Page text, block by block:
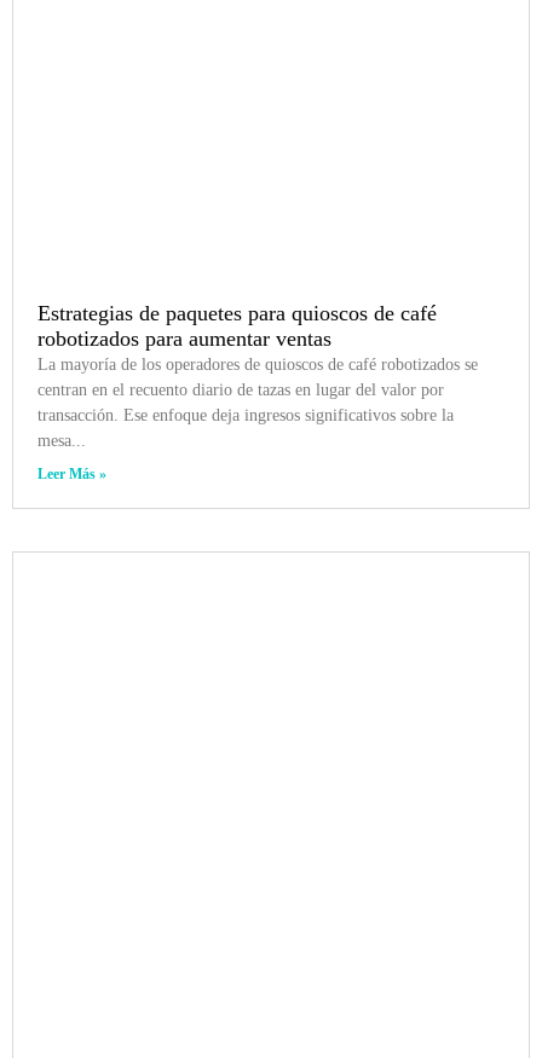
Estrategias de paquetes para quioscos de café
robotizados para aumentar ventas
La mayoría de los operadores de quioscos de café robotizados se
centran en el recuento diario de tazas en lugar del valor por
transacción. Ese enfoque deja ingresos significativos sobre la
mesa...
Leer Más »